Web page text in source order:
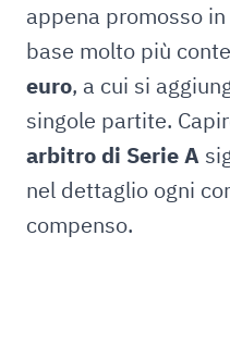
appena promosso
base molto più
euro, a cui si
singole partite.
arbitro di Serie A
nel dettaglio ogni
compenso.